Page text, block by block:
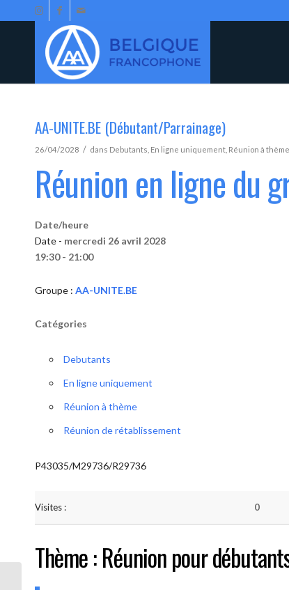
AA-UNITE.BE (Débutant/Parrainage)
26/04/2028 / dans Debutants En ligne uniquement Réunion à thème
Réunion en ligne du
Date/heure
Date - mercredi 26 avril 2028
19:30 - 21:00
Groupe : AA-UNITE.BE
Catégories
Debutants
En ligne uniquement
Réunion à thème
Réunion de rétablissement
P43035/M29736/R29736
Visites : 0
Thème : Réunion pour